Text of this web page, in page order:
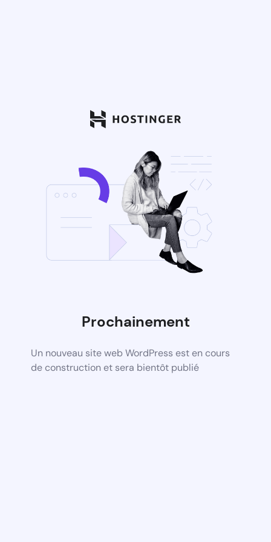
Prochainement
Un nouveau site web WordPress est en cours
de construction et sera bientôt publié